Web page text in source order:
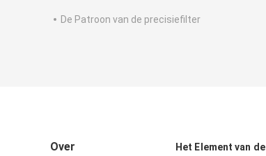
De Patroon van de precisiefilter
Over
Het Element van de